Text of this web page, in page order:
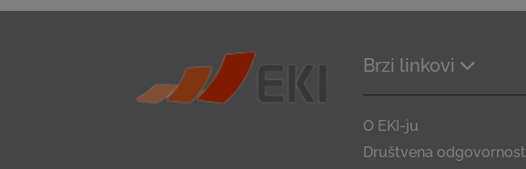
Brzi linkovi
O EKI-ju
Društvena odgovornost